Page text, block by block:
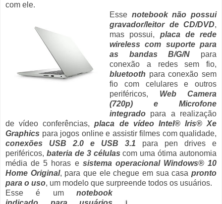
com ele.
Esse notebook não possui
gravador/leitor de CD/DVD,
mas possui, placa de rede
wireless com suporte para
as bandas B/G/N para
conexão a redes sem fio,
bluetooth para conexão sem
fio com celulares e outros
periféricos, Web Camera
(720p) e Microfone
integrado para a realização
de vídeo conferências,placa de vídeo Intel® Iris® Xe
Graphics para jogos online e assistir filmes com qualidade,
conexões USB 2.0 e USB 3.1 para pen drives e
periféricos, bateria de 3 células com uma ótima autonomia
média de 5 horas e sistema operacional Windows® 10
Home Original, para que ele chegue em sua casapronto
para o uso, um modelo que surpreende todos os usuários.
Esse é um notebook